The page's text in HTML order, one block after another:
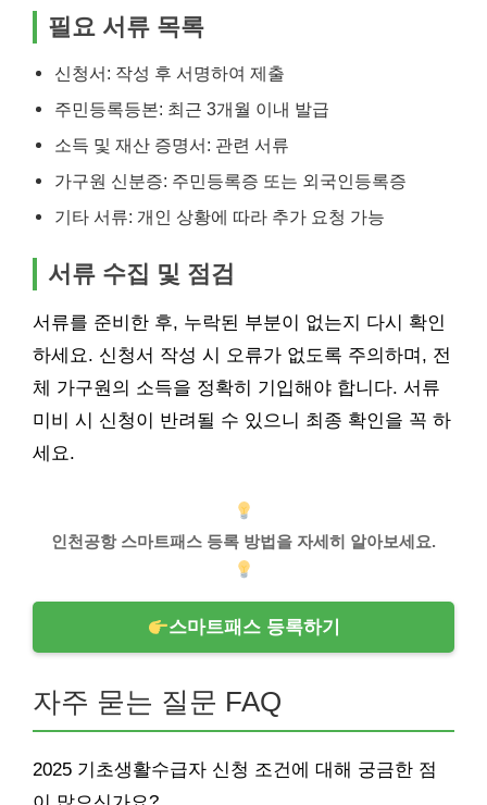
필요 서류 목록
신청서: 작성 후 서명하여 제출
주민등록등본: 최근 3개월 이내 발급
소득 및 재산 증명서: 관련 서류
가구원 신분증: 주민등록증 또는 외국인등록증
기타 서류: 개인 상황에 따라 추가 요청 가능
서류 수집 및 점검
서류를 준비한 후, 누락된 부분이 없는지 다시 확인
하세요. 신청서 작성 시 오류가 없도록 주의하며, 전
체 가구원의 소득을 정확히 기입해야 합니다. 서류
미비 시 신청이 반려될 수 있으니 최종 확인을 꼭 하
세요.
인천공항 스마트패스 등록 방법을 자세히 알아보세요.
스마트패스 등록하기
자주 묻는 질문 FAQ
2025 기초생활수급자 신청 조건에 대해 궁금한 점